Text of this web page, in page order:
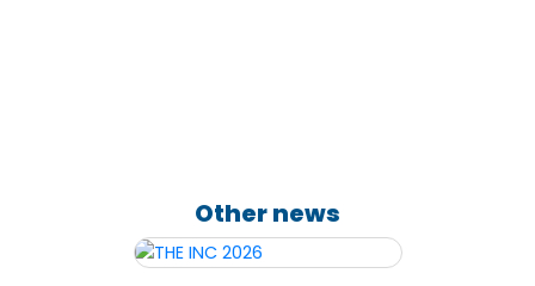
Other news